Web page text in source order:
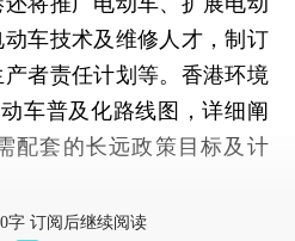
车技术及维修人才，制订
者责任计划等。香港环境
车普及化路线图，详细阐
配套的长远政策目标及计
字 订阅后继续阅读